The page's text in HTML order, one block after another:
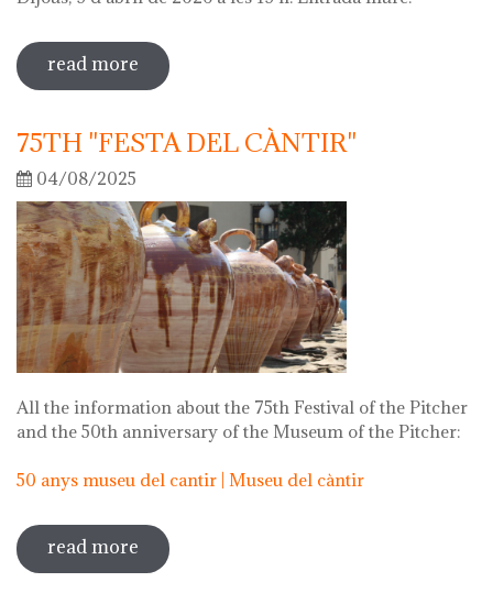
read more sobre hola ceràmica! 2026
75TH "FESTA DEL CÀNTIR"
04/08/2025
All the information about the 75th Festival of the Pitcher
and the 50th anniversary of the Museum of the Pitcher:
50 anys museu del cantir | Museu del càntir
read more sobre 75th "festa del càntir"